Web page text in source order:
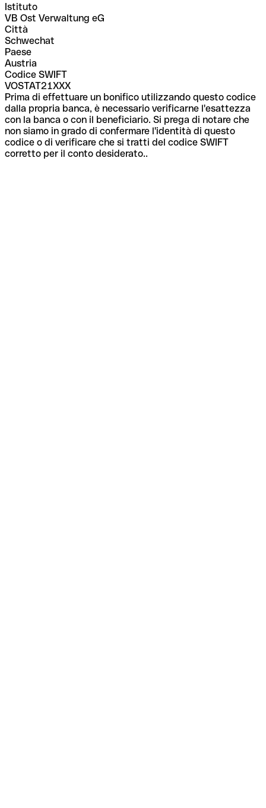
Istituto
VB Ost Verwaltung eG
Città
Schwechat
Paese
Austria
Codice SWIFT
VOSTAT21XXX
Prima di effettuare un bonifico utilizzando questo codice
dalla propria banca, è necessario verificarne l'esattezza
con la banca o con il beneficiario. Si prega di notare che
non siamo in grado di confermare l'identità di questo
codice o di verificare che si tratti del codice SWIFT
corretto per il conto desiderato..